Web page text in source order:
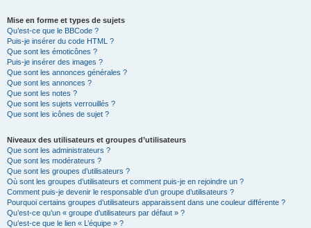
Mise en forme et types de sujets
Qu’est-ce que le BBCode ?
Puis-je insérer du code HTML ?
Que sont les émoticônes ?
Puis-je insérer des images ?
Que sont les annonces générales ?
Que sont les annonces ?
Que sont les notes ?
Que sont les sujets verrouillés ?
Que sont les icônes de sujet ?
Niveaux des utilisateurs et groupes d’utilisateurs
Que sont les administrateurs ?
Que sont les modérateurs ?
Que sont les groupes d’utilisateurs ?
Où sont les groupes d’utilisateurs et comment puis-je en rejoindre un ?
Comment puis-je devenir le responsable d’un groupe d’utilisateurs ?
Pourquoi certains groupes d’utilisateurs apparaissent dans une couleur différente ?
Qu’est-ce qu’un « groupe d’utilisateurs par défaut » ?
Qu’est-ce que le lien « L’équipe » ?